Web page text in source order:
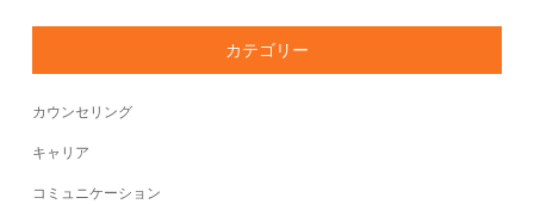
カテゴリー
カウンセリング
キャリア
コミュニケーション